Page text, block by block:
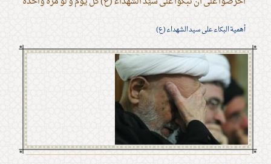
أهمية البكاء على سيد الشهداء (ع)